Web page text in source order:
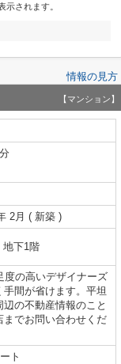
示されます。
情報の見方
【マンション】
2月 ( 新築 )
地下1階
度の高いデザイナーズ
間が省けます。平坦
の不動産情報のこと
までお問い合わせくだ
ト